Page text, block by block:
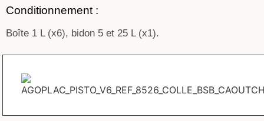
Conditionnement :
Boîte 1 L (x6), bidon 5 et 25 L (x1).